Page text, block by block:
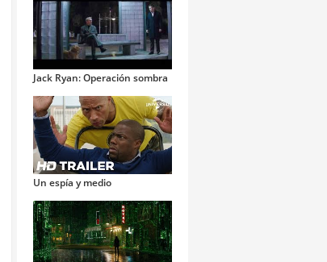
Jack Ryan: Operación sombra
Un espía y medio